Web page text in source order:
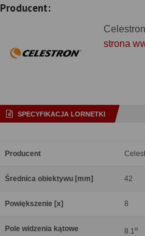
Producent:
Celestron
strona
SPECYFIKACJA LORNETKI
Producent
Średnica obiektywu [mm] 42
Powiększenie [x] 8
Pole widzenia kątowe 8.1o